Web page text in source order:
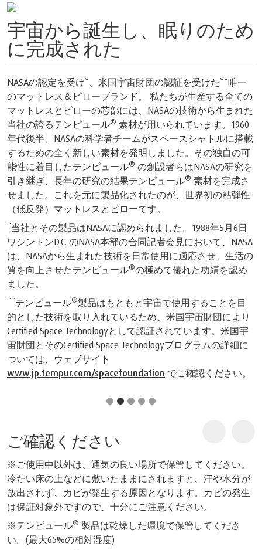
の
た
載
可
を
性
の
り
。
デンマーク製
テンピュール® ️ マットレスは、科学技術のパイオニアとし
て長きにわたって高く評価されているデンマークの当社製
造施設で作られています。デンマークのデザインも世界中
で人気を博しており、自然のシンプルさを取り入れたすっ
きりとしたラインが特徴的な品質の証として広く認められ
ています。当社製品はまさにこういった特性を体現してお
り、形状、機能、品質が完璧に融合しています。
ご確認ください
※ご使用中以外は、通気の良い場所で保管してください。
冷たい床の上などに敷いたままにされますと、汗や水分が
放出されず、カビが発生する原因となります。カビの発生
は保証対象外ですので、十分にご注意ください。
※テンピュール® 製品は乾燥した環境で保管してくださ
い。(最大65%の相対湿度)